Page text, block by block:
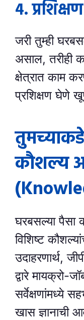
४.
जरी तुम्ही
असाल, तरीही
क्षेत्रात काम
प्रशिक्षण घेणे
कौशल्य
घरबसल्या पैसा
विशिष्ट
उदाहरणार्थ,
द्वारे मायक्रो-
सर्वेक्षणांमध्ये
खास ज्ञानाची